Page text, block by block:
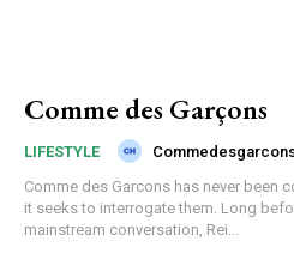
Comme des Garçons
LIFESTYLE
Comme des Garcons has never been
it seeks to interrogate them. Long
mainstream conversation, Rei...